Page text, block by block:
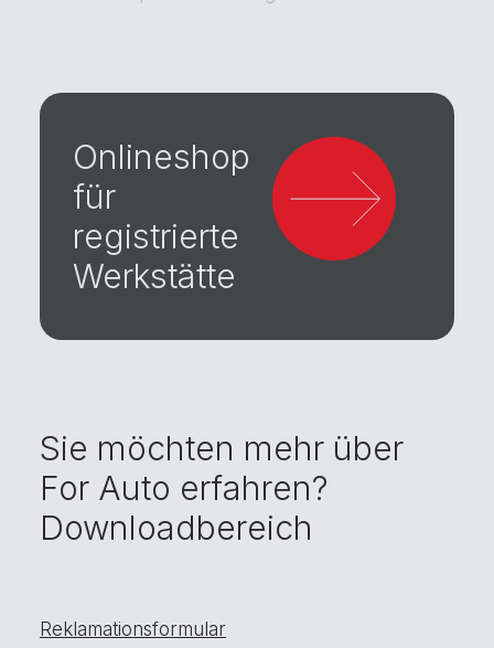
Onlineshop
für
registrierte
Werkstätte
Sie möchten mehr über
For Auto erfahren?
Downloadbereich
Reklamationsformular